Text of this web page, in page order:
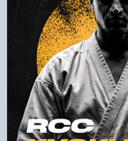
Пароль